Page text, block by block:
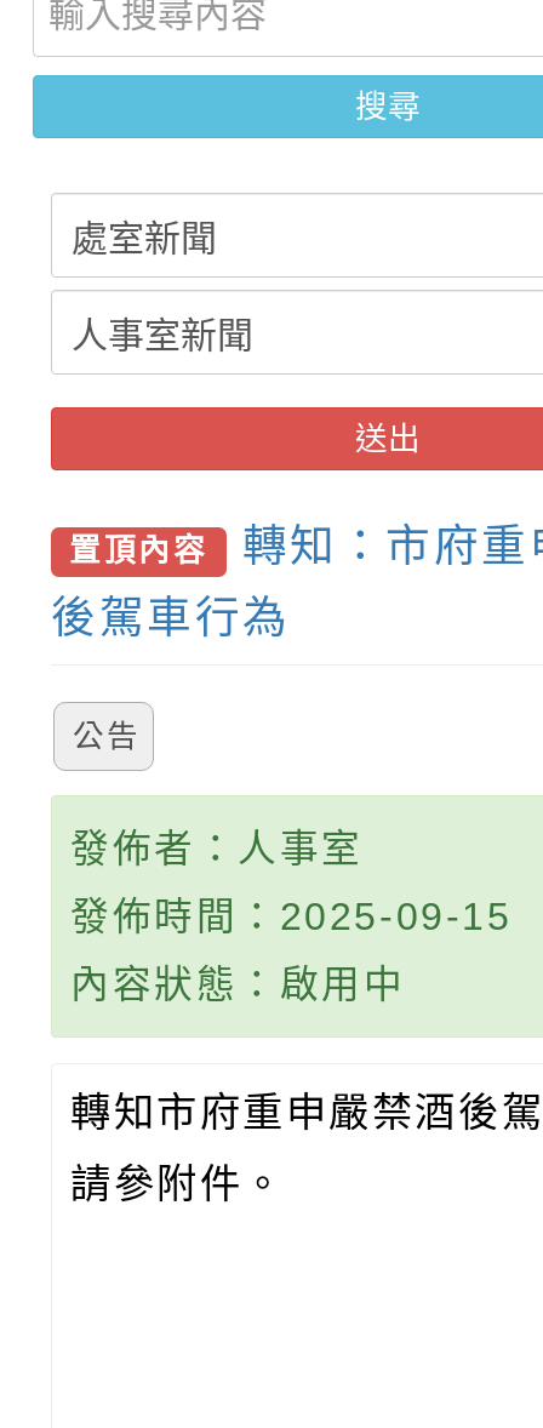
表
敬師藝文競賽』實施計
【甄選結果(第11招)】
學年度第1學期第7次
【甄選結果(第3招)】
結果(第3招)
搜尋
送出
置頂內容
轉知：市府
後駕車行為
公告
發佈者：人事室
發佈時間：2025-09-15
內容狀態：啟用中
轉知市府重申嚴禁酒後
請參附件。